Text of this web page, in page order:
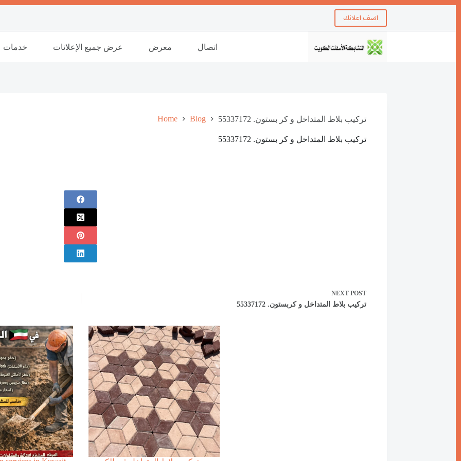
اضف اعلانك
خدمات عرض جميع الإعلانات معرض اتصال
Home Blog تركيب بلاط المتداخل و كر بستون. 55337172
تركيب بلاط المتداخل و كر بستون. 55337172
NEXT POST
تركيب بلاط المتداخل و كربستون. 55337172